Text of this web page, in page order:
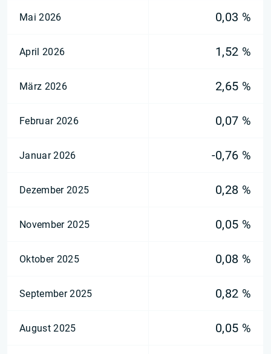
Mai 2026 0,03 %
April 2026 1,52 %
März 2026 2,65 %
Februar 2026 0,07 %
Januar 2026 -0,76 %
Dezember 2025 0,28 %
November 2025 0,05 %
Oktober 2025 0,08 %
September 2025 0,82 %
August 2025 0,05 %